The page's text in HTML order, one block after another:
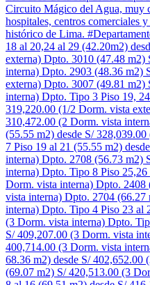
Circuito Mágico del Agua, muy
hospitales, centros comerciales
histórico de Lima.
18 al 20,24 al 29 (42.20m2)
externa) Dpto. 3010 (47.48
interna) Dpto. 2903 (48.36 m2)
externa) Dpto. 3007 (49.81
interna) Dpto. Tipo 3 Piso 19,
319,220.00 (1/2 Dorm. vista
310,472.00 (2 Dorm. vista
(55.55 m2) desde S/
7 Piso 19 al 21 (55.55 m2)
interna) Dpto. 2708 (56.73 m2)
interna) Dpto. Tipo 8 Piso
Dorm. vista interna) Dpto.
vista interna) Dpto. 2704
interna) Dpto. Tipo 4 Piso 23 al
(3 Dorm. vista interna) Dpto.
S/ 409,207.00 (3 Dorm. vista
400,714.00 (3 Dorm. vista
68.36 m2) desde S/
(69.07 m2) S/ 420,513.00 (3